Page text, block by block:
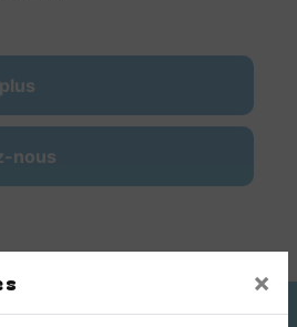
×
nous